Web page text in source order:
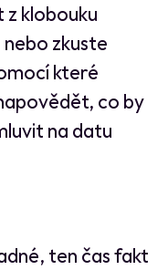
klobouku
zkuste
které
co by
na datu
ten čas fakt